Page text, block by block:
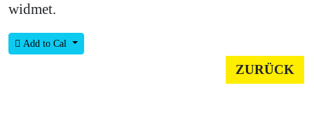
widmet.
Add to Cal
ZURÜCK